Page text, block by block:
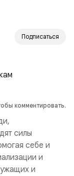
Подписаться
комментировать.
силы
себе и
и
и